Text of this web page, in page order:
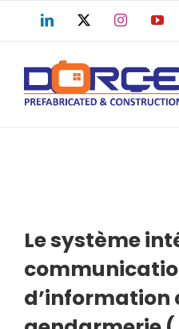
to
content
LinkedIn Instagram
Le système
d’information